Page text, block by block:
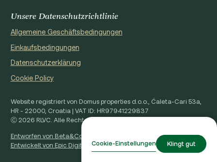
Unsere Datenschutzrichtlinie
Allgemeine Geschäftsbedingungen
Einkaufsbedingungen
Datenschutzerklärung
Cookie Policy
Website registriert von Domus properties d.o.o., Ćaleta-Cari 53a,
HR - 22000, Croatia | VAT ID: HR97941229837
Ⓒ 2026 RLVC. Alle Rechte vorbehalten.
Entworfen von Beta&Co
Entwickelt von Epic Digital
Cookie-Einstellungen Klingt gut